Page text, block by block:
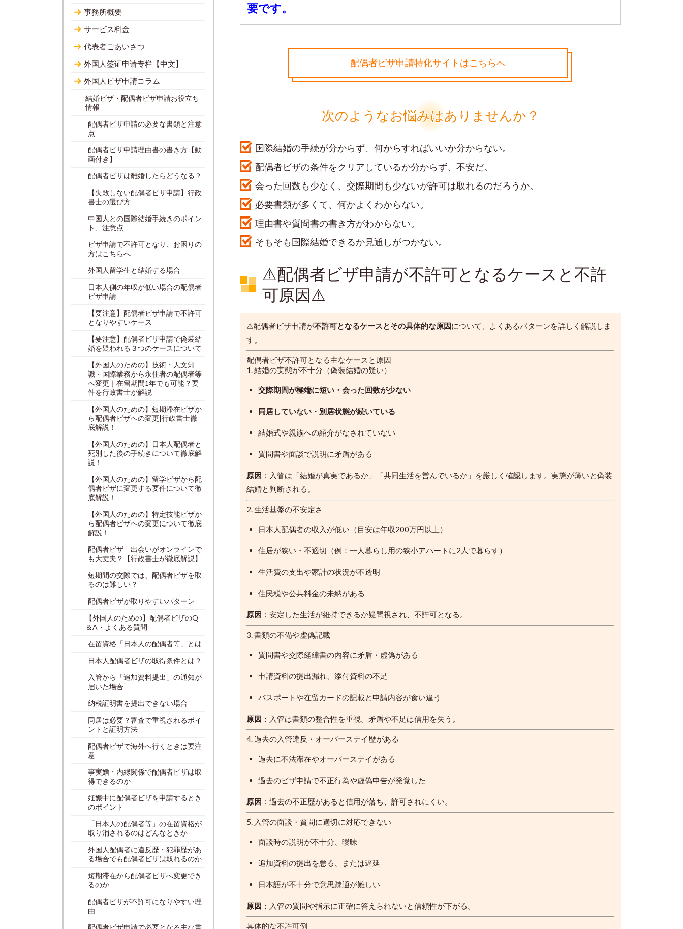
要です。
配偶者ビザ申請特化サイトはこちらへ
次のようなお悩みはありませんか？
国際結婚の手続が分からず、何からすればいいか分からない。
配偶者ビザの条件をクリアしているか分からず、不安だ。
会った回数も少なく、交際期間も少ないが許可は取れるのだろうか。
必要書類が多くて、何かよくわからない。
理由書や質問書の書き方がわからない。
そもそも国際結婚できるか見通しがつかない。
⚠配偶者ビザ申請が不許可となるケースと不許
可原因⚠
⚠配偶者ビザ申請が不許可となるケースとその具体的な原因について、よくあるパターンを詳しく解説しま
す。
配偶者ビザ不許可となる主なケースと原因
1. 結婚の実態が不十分（偽装結婚の疑い）
交際期間が極端に短い・会った回数が少ない
同居していない・別居状態が続いている
結婚式や親族への紹介がなされていない
質問書や面談で説明に矛盾がある
原因 ：入管は「結婚が真実であるか」「共同生活を営んでいるか」を厳しく確認します。実態が薄いと偽装
結婚と判断される。
2. 生活基盤の不安定さ
日本人配偶者の収入が低い（目安は年収200万円以上）
住居が狭い・不適切（例：一人暮らし用の狭小アパートに2人で暮らす）
生活費の支出や家計の状況が不透明
住民税や公共料金の未納がある
原因 ：安定した生活が維持できるか疑問視され、不許可となる。
3. 書類の不備や虚偽記載
質問書や交際経緯書の内容に矛盾・虚偽がある
申請資料の提出漏れ、添付資料の不足
パスポートや在留カードの記載と申請内容が食い違う
原因 ：入管は書類の整合性を重視。矛盾や不足は信用を失う。
4. 過去の入管違反・オーバーステイ歴がある
過去に不法滞在やオーバーステイがある
過去のビザ申請で不正行為や虚偽申告が発覚した
原因 ：過去の不正歴があると信用が落ち、許可されにくい。
5. 入管の面談・質問に適切に対応できない
面談時の説明が不十分、曖昧
追加資料の提出を怠る、または遅延
日本語が不十分で意思疎通が難しい
原因 ：入管の質問や指示に正確に答えられないと信頼性が下がる。
具体的な不許可例
事務所概要
サービス料金
代表者ごあいさつ
外国人签证申请专栏【中文】
外国人ビザ申請コラム
結婚ビザ・配偶者ビザ申請お役立ち
情報
配偶者ビザ申請の必要な書類と注意
点
配偶者ビザ申請理由書の書き方【動
画付き】
配偶者ビザは離婚したらどうなる？
【失敗しない配偶者ビザ申請】行政
書士の選び方
中国人との国際結婚手続きのポイン
ト、注意点
ビザ申請で不許可となり、お困りの
方はこちらへ
外国人留学生と結婚する場合
日本人側の年収が低い場合の配偶者
ビザ申請
【要注意】配偶者ビザ申請で不許可
となりやすいケース
【要注意】配偶者ビザ申請で偽装結
婚を疑われる３つのケースについて
【外国人のための】技術・人文知
識・国際業務から永住者の配偶者等
へ変更｜在留期間1年でも可能？要
件を行政書士が解説
【外国人のための】短期滞在ビザか
ら配偶者ビザへの変更|行政書士徹
底解説！
【外国人のための】日本人配偶者と
死別した後の手続きについて徹底解
説！
【外国人のための】留学ビザから配
偶者ビザに変更する要件について徹
底解説！
【外国人のための】特定技能ビザか
ら配偶者ビザへの変更について徹底
解説！
配偶者ビザ 出会いがオンラインで
も大丈夫？【行政書士が徹底解説】
短期間の交際では、配偶者ビザを取
るのは難しい？
配偶者ビザが取りやすいパターン
【外国人のための】配偶者ビザのQ
＆A・よくある質問
在留資格「日本人の配偶者等」とは
日本人配偶者ビザの取得条件とは？
入管から「追加資料提出」の通知が
届いた場合
納税証明書を提出できない場合
同居は必要？審査で重視されるポイ
ントと証明方法
配偶者ビザで海外へ行くときは要注
意
事実婚・内縁関係で配偶者ビザは取
得できるのか
妊娠中に配偶者ビザを申請するとき
のポイント
「日本人の配偶者等」の在留資格が
取り消されるのはどんなときか
外国人配偶者に違反歴・犯罪歴があ
る場合でも配偶者ビザは取れるのか
短期滞在から配偶者ビザへ変更でき
るのか
配偶者ビザが不許可になりやすい理
由